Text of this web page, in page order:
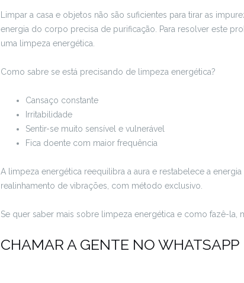
Limpar a casa e objetos não são suficientes para tirar as
energia do corpo precisa de purificação. Para resolver este
uma limpeza energética.
Como sabre se está precisando de limpeza energética?
Cansaço constante
Irritabilidade
Sentir-se muito sensível e vulnerável
Fica doente com maior frequência
A limpeza energética reequilibra a aura e restabelece a
realinhamento de vibrações, com método exclusivo.
Se quer saber mais sobre limpeza energética e como fazê-la,
CHAMAR A GENTE NO WHATSAPP